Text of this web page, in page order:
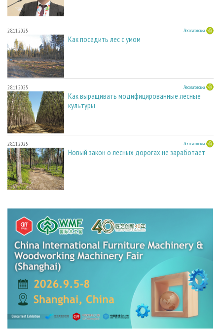
28.11.2025 Лесозаготовка
Как посадить лес с умом
28.11.2025 Лесозаготовка
Как выращивать модифицированные лесные
культуры
28.11.2025 Лесозаготовка
Новый закон о лесных дорогах не заработает